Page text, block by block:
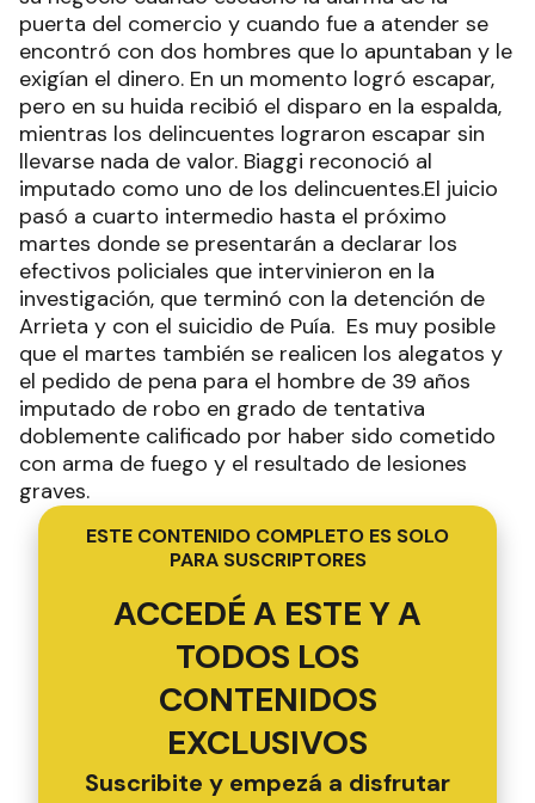
puerta del comercio y cuando fue a atender se
encontró con dos hombres que lo apuntaban y le
exigían el dinero. En un momento logró escapar,
pero en su huida recibió el disparo en la espalda,
mientras los delincuentes lograron escapar sin
llevarse nada de valor. Biaggi reconoció al
imputado como uno de los delincuentes.El juicio
pasó a cuarto intermedio hasta el próximo
martes donde se presentarán a declarar los
efectivos policiales que intervinieron en la
investigación, que terminó con la detención de
Arrieta y con el suicidio de Puía. Es muy posible
que el martes también se realicen los alegatos y
el pedido de pena para el hombre de 39 años
imputado de robo en grado de tentativa
doblemente calificado por haber sido cometido
con arma de fuego y el resultado de lesiones
graves.
ESTE CONTENIDO COMPLETO ES SOLO
PARA SUSCRIPTORES
ACCEDÉ A ESTE Y A
TODOS LOS
CONTENIDOS
EXCLUSIVOS
Suscribite y empezá a disfrutar